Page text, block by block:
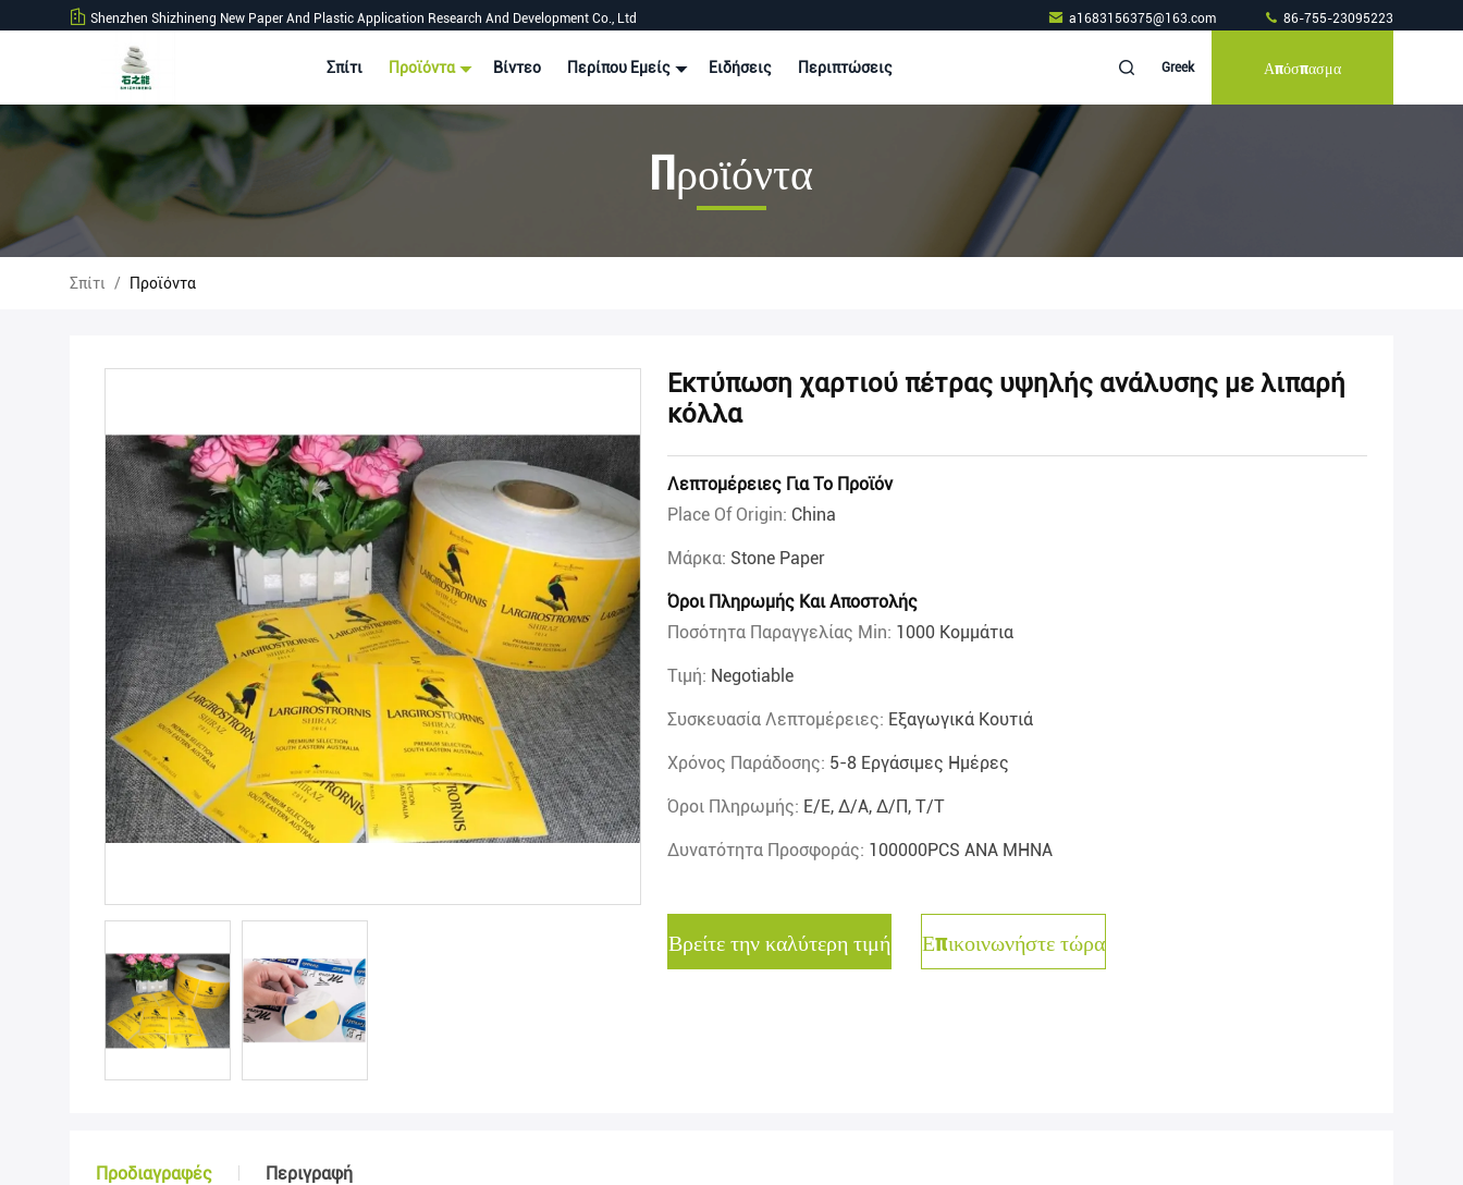
Shenzhen Shizhineng New Paper And Plastic Application Research And Development Co., Ltd a1683156375@163.com 86-755-23095223
Σπίτι Προϊόντα Βίντεο Περίπου Εμείς Ειδήσεις Περιπτώσεις Greek Απόσπασμα
Προϊόντα
Σπίτι / Προϊόντα
Εκτύπωση χαρτιού πέτρας υψηλής ανάλυσης με λιπαρή
κόλλα
Λεπτομέρειες Για Το Προϊόν
Place Of Origin: China
Μάρκα: Stone Paper
Όροι Πληρωμής Και Αποστολής
Ποσότητα Παραγγελίας Min: 1000 Κομμάτια
Τιμή: Negotiable
Συσκευασία Λεπτομέρειες: Εξαγωγικά Κουτιά
Χρόνος Παράδοσης: 5-8 Εργάσιμες Ημέρες
Όροι Πληρωμής: Ε/Ε, Δ/Α, Δ/Π, Τ/Τ
Δυνατότητα Προσφοράς: 100000PCS ΑΝΑ ΜΗΝΑ
Βρείτε την καλύτερη τιμή Επικοινωνήστε τώρα
Προδιαγραφές Περιγραφή